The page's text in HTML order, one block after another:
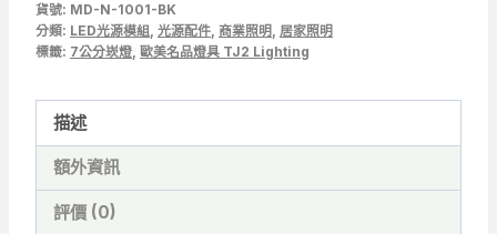
COB
LED
源
模
組】
7W
貨號: MD-N-1001-BK
分類: LED光源模組, 光源配件, 商業照明 , 居家照明
標籤: 7公分崁燈, 歐美名品燈具 TJ2 Lighting
描述
額外資訊
評價 (0)